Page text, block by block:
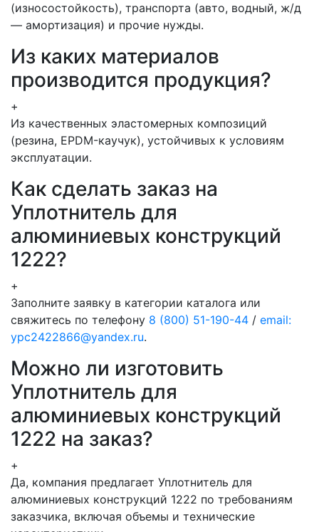
(износостойкость), транспорта (авто, водный, ж/д
— амортизация) и прочие нужды.
Из каких материалов
производится продукция?
+
Из качественных эластомерных композиций
(резина, EPDM-каучук), устойчивых к условиям
эксплуатации.
Как сделать заказ на
Уплотнитель для
алюминиевых конструкций
1222?
+
Заполните заявку в категории каталога или
свяжитесь по телефону 8 (800) 51-190-44 / email:
ypc2422866@yandex.ru.
Можно ли изготовить
Уплотнитель для
алюминиевых конструкций
1222 на заказ?
+
Да, компания предлагает Уплотнитель для
алюминиевых конструкций 1222 по требованиям
заказчика, включая объемы и технические